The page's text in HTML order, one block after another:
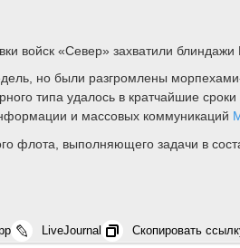
войск «Север» захватили
но были разгромлены
типа удалось в кратчайшие
и массовых коммуникаций
флота, выполняющего задачи в
LiveJournal Скопировать